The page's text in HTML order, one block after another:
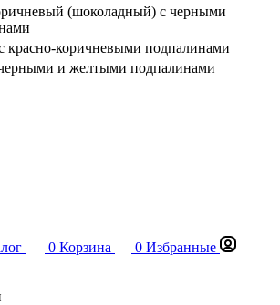
(шоколадный) с черными
красно-коричневыми подпалинами
и желтыми подпалинами
0 Корзина 0 Избранные